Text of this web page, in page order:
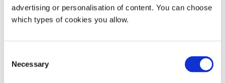
advertising or personalisation of content. You can choose
which types of cookies you allow.
Selection
Necessary
было к терапевту, профессионально
разбирающемуся в вопросах насилия и